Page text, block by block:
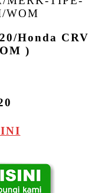
WOM
Honda CRV
)